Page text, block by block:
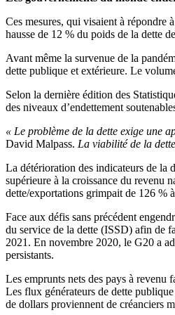
Ces mesures, qui visaient à répondre
hausse de 12 % du poids de la dette
Avant même la survenue de la
dette publique et extérieure. Le
Selon la dernière édition des
des niveaux d’endettement
« Le problème de la dette exige une
David Malpass. La viabilité de la
La détérioration des indicateurs de la
supérieure à la croissance du revenu
dette/exportations grimpait de 126 %
Face aux défis sans précédent
du service de la dette (ISSD) afin de
2021. En novembre 2020, le G20 a
persistants.
Les emprunts nets des pays à
Les flux générateurs de dette
de dollars proviennent de créanciers